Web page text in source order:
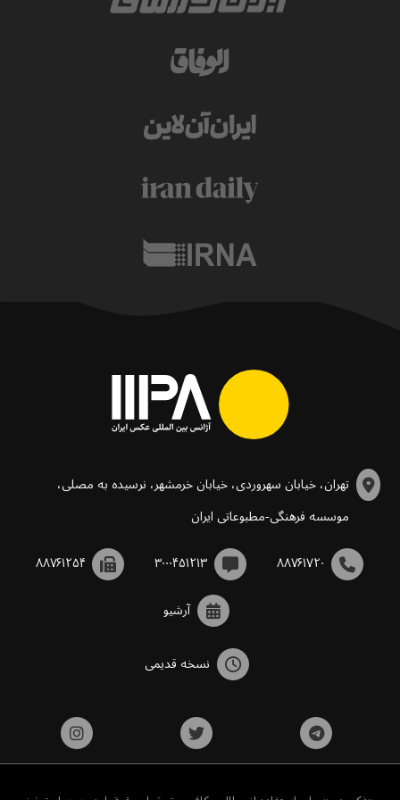
تهران، خیابان سهروردی، خیابان خرمشهر، نرسیده به مصلی،
موسسه فرهنگی-مطبوعاتی ایران
۸۸۷۶۱۷۲۰ ۳۰۰۰۴۵۱۲۱۳ ۸۸۷۶۱۲۵۴
آرشیو
نسخه قدیمی